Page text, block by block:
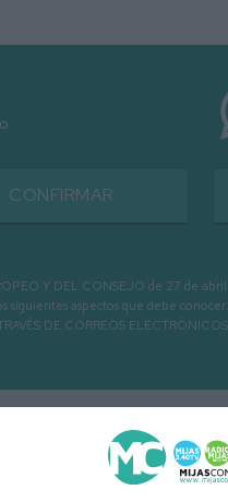
CONFIRMAR
Y DEL CONSEJO de 27 de
aspectos que debe
DE CORREOS